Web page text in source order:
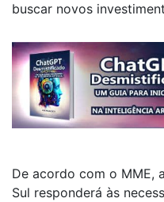
buscar novos
De acordo com o MME,
Sul responderá às